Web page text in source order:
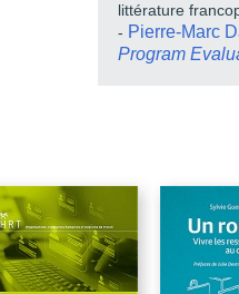
Chapitre 2. Le
Chapitre 3. La
crédibilisation d’une
Chapitre 5. Le point
crédible dans le
Chapitre 6. La
Chapitre 7.
évaluation
littérature
- Pierre-Marc
Program